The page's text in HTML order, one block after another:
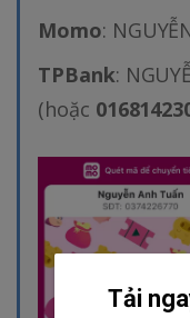
Momo:
TPBank:
(hoặc
Tải